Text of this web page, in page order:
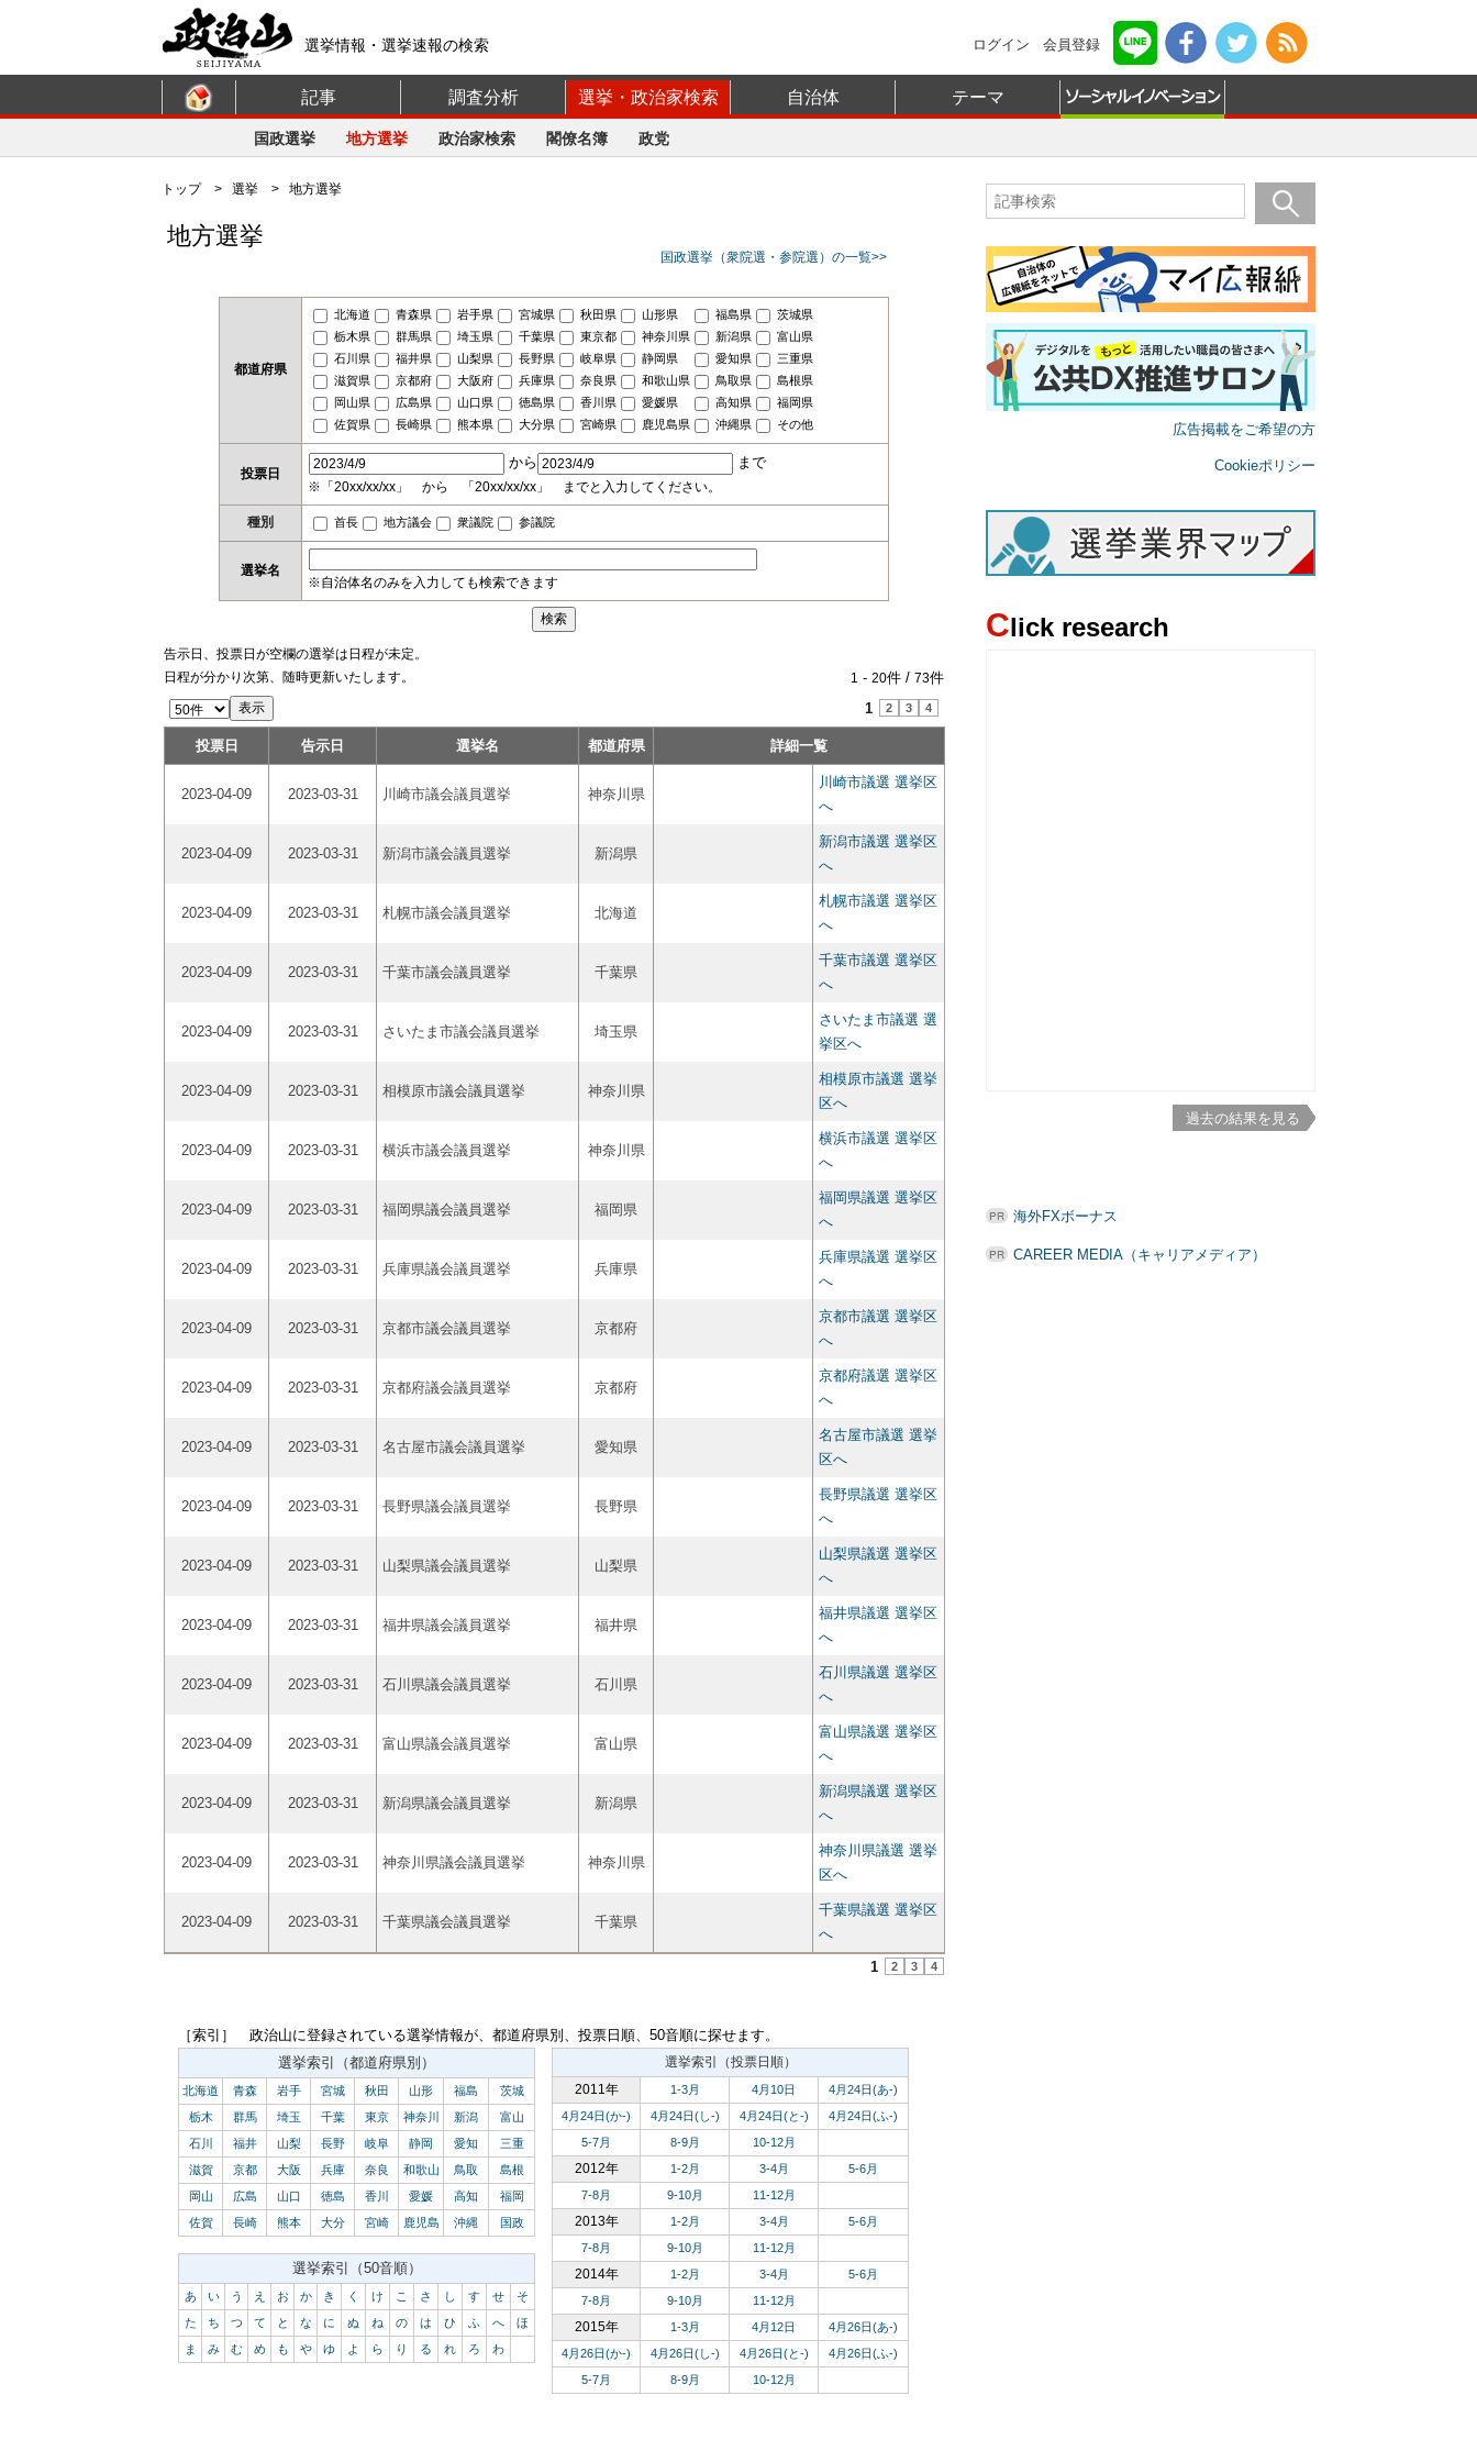
選挙情報・選挙速報の検索 ログイン 会員登録
記事 調査分析 選挙・政治家検索 自治体 テーマ
国政選挙 地方選挙 政治家検索 閣僚名簿 政党
トップ> 選挙 > 地方選挙
地方選挙
国政選挙（衆院選・参院選）の一覧>>
都道府県
北海道 青森県 岩手県 宮城県 秋田県 山形県 福島県
茨城県
栃木県
群馬県 埼玉県 千葉県 東京都 神奈川県 新潟県
富山県
石川県
福井県 山梨県 長野県 岐阜県 静岡県 愛知県
三重県
滋賀県
京都府 大阪府 兵庫県 奈良県 和歌山県 鳥取県
島根県
岡山県
広島県 山口県 徳島県 香川県 愛媛県 高知県
福岡県
佐賀県
長崎県 熊本県 大分県 宮崎県 鹿児島県 沖縄県 その他
投票日
から まで
※「20xx/xx/xx」 から 「20xx/xx/xx」 までと入力してください。
種別 首長 地方議会 衆議院 参議院
選挙名
※自治体名のみを入力しても検索できます
告示日、投票日が空欄の選挙は日程が未定。
日程が分かり次第、随時更新いたします。
1 - 20件 / 73件
1
2 3 4
投票日 告示日 選挙名 都道府県 詳細一覧
2023-04-09 2023-03-31 川崎市議会議員選挙 神奈川県
川崎市議選 選挙区
へ
2023-04-09 2023-03-31 新潟市議会議員選挙 新潟県
新潟市議選 選挙区
へ
2023-04-09 2023-03-31 札幌市議会議員選挙 北海道
札幌市議選 選挙区
へ
2023-04-09 2023-03-31 千葉市議会議員選挙 千葉県
千葉市議選 選挙区
へ
2023-04-09 2023-03-31 さいたま市議会議員選挙 埼玉県
さいたま市議選 選
挙区へ
2023-04-09 2023-03-31 相模原市議会議員選挙 神奈川県
相模原市議選 選挙
区へ
2023-04-09 2023-03-31 横浜市議会議員選挙 神奈川県
横浜市議選 選挙区
へ
2023-04-09 2023-03-31 福岡県議会議員選挙 福岡県
福岡県議選 選挙区
へ
2023-04-09 2023-03-31 兵庫県議会議員選挙 兵庫県
兵庫県議選 選挙区
へ
2023-04-09 2023-03-31 京都市議会議員選挙 京都府
京都市議選 選挙区
へ
2023-04-09 2023-03-31 京都府議会議員選挙 京都府
京都府議選 選挙区
へ
2023-04-09 2023-03-31 名古屋市議会議員選挙 愛知県
名古屋市議選 選挙
区へ
2023-04-09 2023-03-31 長野県議会議員選挙 長野県
長野県議選 選挙区
へ
2023-04-09 2023-03-31 山梨県議会議員選挙 山梨県
山梨県議選 選挙区
へ
2023-04-09 2023-03-31 福井県議会議員選挙 福井県
福井県議選 選挙区
へ
2023-04-09 2023-03-31 石川県議会議員選挙 石川県
石川県議選 選挙区
へ
2023-04-09 2023-03-31 富山県議会議員選挙 富山県
富山県議選 選挙区
へ
2023-04-09 2023-03-31 新潟県議会議員選挙 新潟県
新潟県議選 選挙区
へ
2023-04-09 2023-03-31 神奈川県議会議員選挙 神奈川県
神奈川県議選 選挙
区へ
2023-04-09 2023-03-31 千葉県議会議員選挙 千葉県
千葉県議選 選挙区
へ
1
2 3 4
［索引］ 政治山に登録されている選挙情報が、都道府県別、投票日順、50音順に探せます。
選挙索引（都道府県別）
北海道 青森 岩手 宮城 秋田 山形 福島
茨城
栃木
群馬 埼玉 千葉 東京 神奈川 新潟
富山
石川
福井 山梨 長野 岐阜 静岡 愛知
三重
滋賀
京都 大阪 兵庫 奈良 和歌山 鳥取
島根
岡山
広島 山口 徳島 香川 愛媛 高知
福岡
佐賀
長崎 熊本 大分 宮崎 鹿児島 沖縄 国政
選挙索引（50音順）
あ い う え お か き く け こ さ し す せ
そ
た
ち つ て と な に ぬ ね の は ひ ふ へ
ほ
ま
み む め も や ゆ よ ら り る れ ろ わ
選挙索引（投票日順）
2011年
1-3月 4月10日
4月24日(あ-)
4月24日(か-)
4月24日(し-) 4月24日(と-)
4月24日(ふ-)
5-7月
8-9月 10-12月
2012年 1-2月 3-4月
5-6月
7-8月
9-10月 11-12月
2013年 1-2月 3-4月
5-6月
7-8月
9-10月 11-12月
2014年 1-2月 3-4月
5-6月
7-8月
9-10月 11-12月
2015年 1-3月 4月12日
4月26日(あ-)
4月26日(か-)
4月26日(し-) 4月26日(と-)
4月26日(ふ-)
5-7月
8-9月 10-12月
広告掲載をご希望の方
Cookieポリシー
Click research
過去の結果を見る
海外FXボーナス
CAREER MEDIA（キャリアメディア）